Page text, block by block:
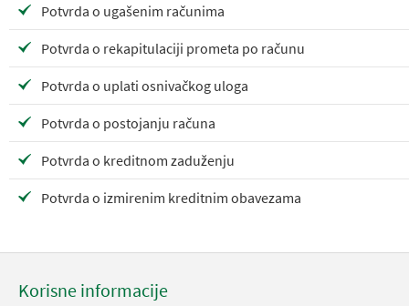
Potvrda o ugašenim računima
Potvrda o rekapitulaciji prometa po računu
Potvrda o uplati osnivačkog uloga
Potvrda o postojanju računa
Potvrda o kreditnom zaduženju
Potvrda o izmirenim kreditnim obavezama
Korisne informacije